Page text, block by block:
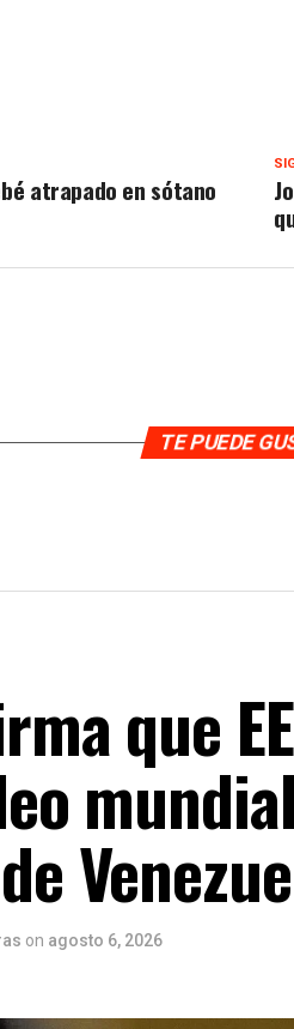
atrapado en sótano
TE PUEDE
que
on agosto 6, 2026